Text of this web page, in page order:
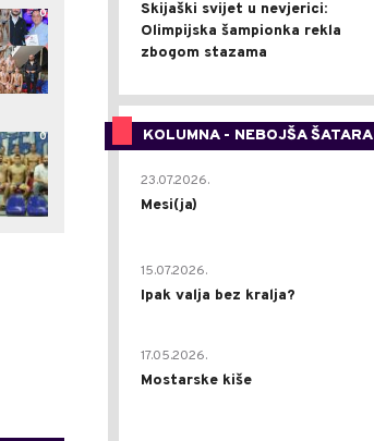
0
0
Skijaški svijet u nevjerici:
Olimpijska šampionka rekla
zbogom stazama
KOLUMNA - NEBOJŠA ŠATARA
23.07.2026.
Mesi(ja)
15.07.2026.
Ipak valja bez kralja?
17.05.2026.
Mostarske kiše